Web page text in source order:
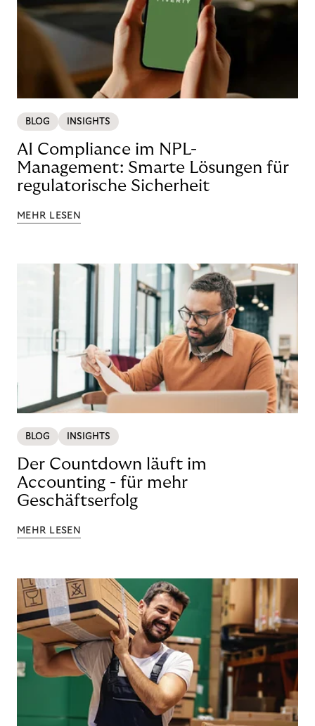
BLOG INSIGHTS
AI Compliance im NPL-
Management: Smarte Lösungen für
regulatorische Sicherheit
MEHR LESEN
BLOG INSIGHTS
Der Countdown läuft im
Accounting - für mehr
Geschäftserfolg
MEHR LESEN